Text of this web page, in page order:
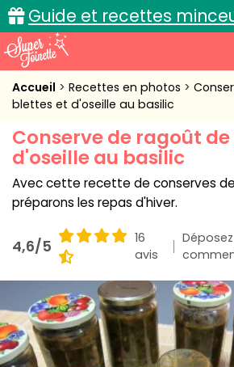
Guide et recettes
Accueil
Cuisine pratique
L'actu cuisine
Accueil Recettes en photos
blettes et d'oseille au basilic
Conserve de ragoût
d'oseille au basilic
Avec cette recette de conserves
préparons les repas d'hiver.
4,6/5
16
avis